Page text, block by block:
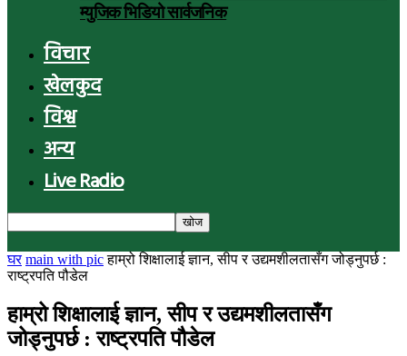
म्युजिक भिडियो सार्वजनिक
विचार
खेलकुद
विश्व
अन्य
Live Radio
घर main with pic हाम्रो शिक्षालाई ज्ञान, सीप र उद्यमशीलतासँग जोड्नुपर्छ :
राष्ट्रपति पौडेल
हाम्रो शिक्षालाई ज्ञान, सीप र उद्यमशीलतासँग
जोड्नुपर्छ : राष्ट्रपति पौडेल